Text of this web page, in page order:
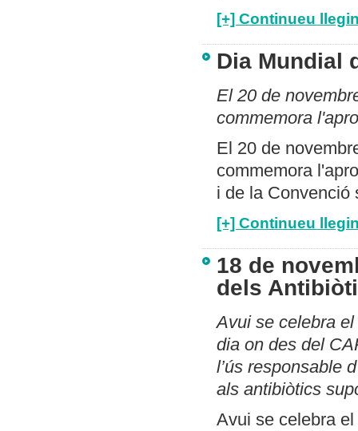
[+] Continueu
Dia Mundial
El 20 de
commemora
El 20 de
commemora
i de la Convenció
[+] Continueu
18 de
dels
Avui se celebra
dia on des del
l’ús responsable
als antibiòtics
Avui se celebra